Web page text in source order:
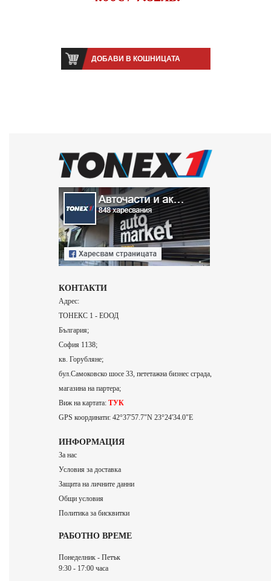
ДОБАВИ В КОШНИЦАТА
КОНТАКТИ
Адрес:
ТОНЕКС 1 - ЕООД
България;
София 1138;
кв. Горубляне;
бул.Самоковско шосе 33, пететажна бизнес сграда,
магазина на партера;
Виж на картата: ТУК
GPS координати: 42°37'57.7"N 23°24'34.0"E
ИНФОРМАЦИЯ
За нас
Условия за доставка
Защита на личните данни
Общи условия
Политика за бисквитки
РАБОТНО ВРЕМЕ
Понеделник - Петък
9:30 - 17:00 часа